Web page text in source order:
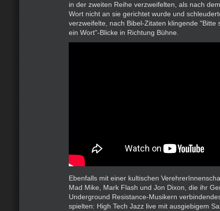
in der zweiten Reihe verzweifelten, als nach
Wort nicht an sie gerichtet wurde und
verzweifelte, nach Bibel-Zitaten klingende "Bitte
ein Wort"-Blicke in Richtung Bühne.
Ebenfalls mit einer kultischen
Mad Mike, Mark Flash und Jon Dixon, die ihr
Underground Resistance-Musikern
spielten: High Tech Jazz live mit ausgiebigem